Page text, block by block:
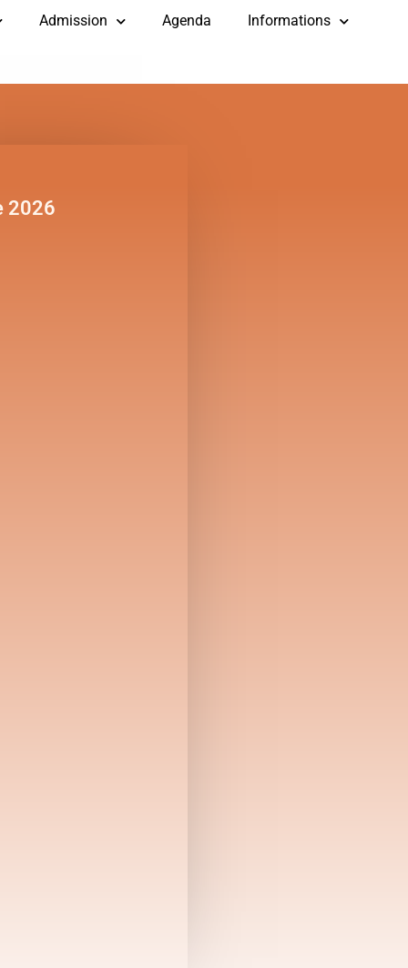
Admission Agenda Informations
2026